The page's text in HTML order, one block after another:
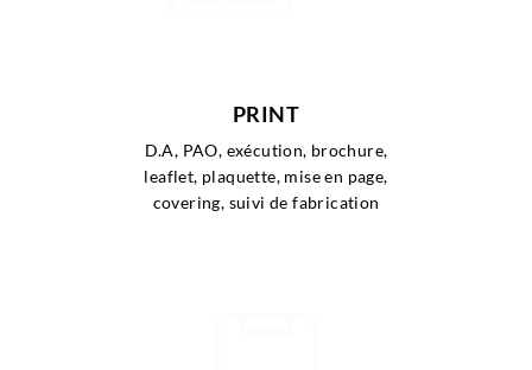
PRINT
D.A, PAO, exécution, brochure,
leaflet, plaquette, mise en page,
covering, suivi de fabrication